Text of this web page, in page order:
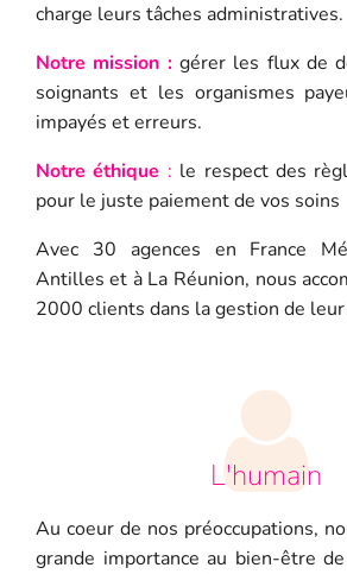
charge leurs tâches administratives.
Notre mission :gérer les flux de
soignants et les organismes
impayés et erreurs.
Notre éthique : le respect des
pour le juste paiement de vos soins
Avec 30 agences en France
Antilles et à La Réunion, nous
2000 clients dans la gestion de
L'humain
Au coeur de nos préoccupations,
grande importance au bien-être